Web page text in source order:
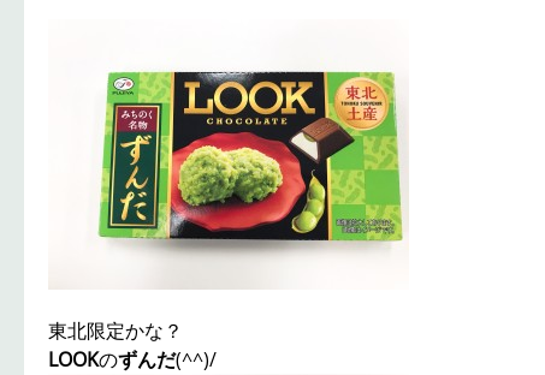
東北限定かな？
LOOKのずんだ(^^)/